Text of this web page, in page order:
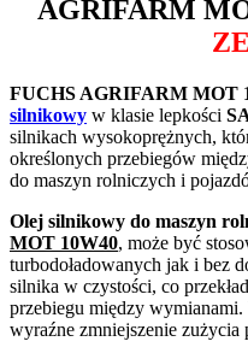
AGRIFARM
FUCHS AGRIFARM MOT
silnikowy w klasie lepkości
silnikach wysokoprężnych,
określonych przebiegów
do maszyn rolniczych i
Olej silnikowy do maszyn
MOT 10W40, może być
turbodoładowanych jak i bez
silnika w czystości, co
przebiegu między
wyraźne zmniejszenie zużycia